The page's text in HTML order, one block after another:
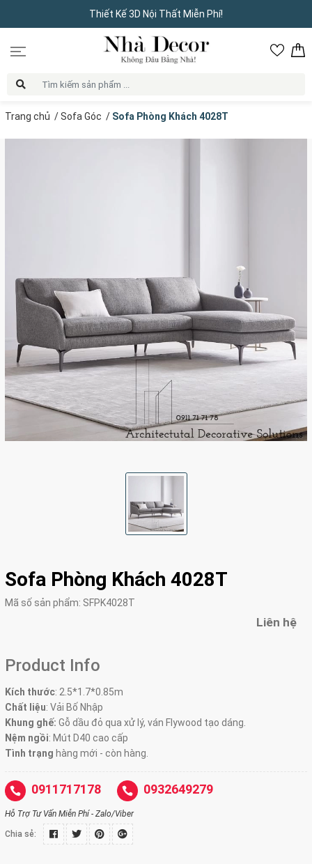
Thiết Kế 3D Nội Thất Miễn Phí!
Trang chủ /Sofa Góc / Sofa Phòng Khách 4028T
Sofa Phòng Khách 4028T
Mã số sản phẩm: SFPK4028T
Liên hệ
Product Info
Kích thước: 2.5*1.7*0.85m
Chất liệu: Vải Bố Nhập
Khung ghế: Gỗ dầu đỏ qua xử lý, ván Flywood tạo dáng.
Nệm ngồi: Mút D40 cao cấp
Tình trạng hàng mới - còn hàng.
0911717178 0932649279
Hỗ Trợ Tư Vấn Miễn Phí - Zalo/Viber
Chia sẻ: